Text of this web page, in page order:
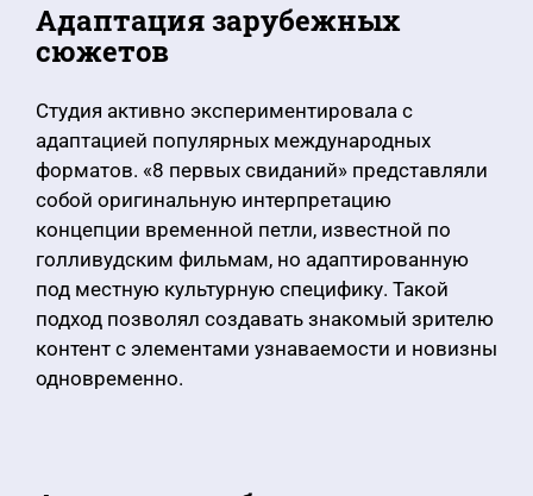
Адаптация зарубежных
сюжетов
Студия активно экспериментировала с
адаптацией популярных международных
форматов. «8 первых свиданий» представляли
собой оригинальную интерпретацию
концепции временной петли, известной по
голливудским фильмам, но адаптированную
под местную культурную специфику. Такой
подход позволял создавать знакомый зрителю
контент с элементами узнаваемости и новизны
одновременно.